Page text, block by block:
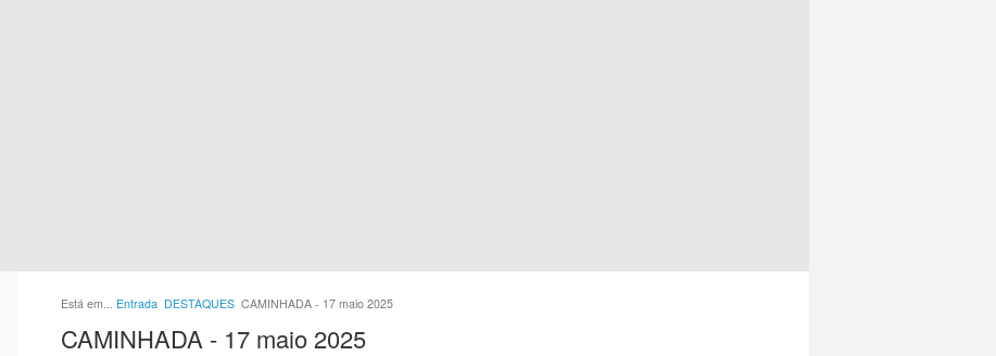
Está em... Entrada DESTAQUES CAMINHADA - 17 maio 2025
CAMINHADA - 17 maio 2025